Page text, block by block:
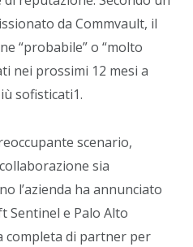
da Commvault, il
“probabile” o “molto
nei prossimi 12 mesi a
sofisticati1.
scenario,
sia
l’azienda ha annunciato
Sentinel e Palo Alto
completa di partner per